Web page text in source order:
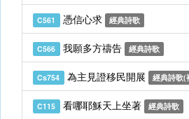
C561 憑信心求 經典詩歌
C566 我願多方禱告 經典詩歌
Cs754 為主見證移民開展 經典詩歌(
C115 看哪耶穌天上坐著 經典詩歌